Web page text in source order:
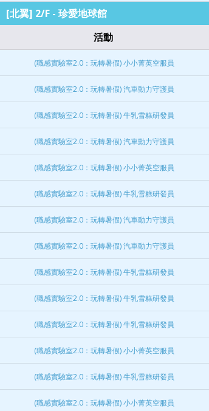
[北翼] 2/F - 珍愛地球館
活動
(職感實驗室2.0：玩轉暑假) 小小菁英空服員
(職感實驗室2.0：玩轉暑假) 汽車動力守護員
(職感實驗室2.0：玩轉暑假) 牛乳雪糕研發員
(職感實驗室2.0：玩轉暑假) 汽車動力守護員
(職感實驗室2.0：玩轉暑假) 小小菁英空服員
(職感實驗室2.0：玩轉暑假) 牛乳雪糕研發員
(職感實驗室2.0：玩轉暑假) 汽車動力守護員
(職感實驗室2.0：玩轉暑假) 汽車動力守護員
(職感實驗室2.0：玩轉暑假) 牛乳雪糕研發員
(職感實驗室2.0：玩轉暑假) 牛乳雪糕研發員
(職感實驗室2.0：玩轉暑假) 牛乳雪糕研發員
(職感實驗室2.0：玩轉暑假) 小小菁英空服員
(職感實驗室2.0：玩轉暑假) 牛乳雪糕研發員
(職感實驗室2.0：玩轉暑假) 小小菁英空服員